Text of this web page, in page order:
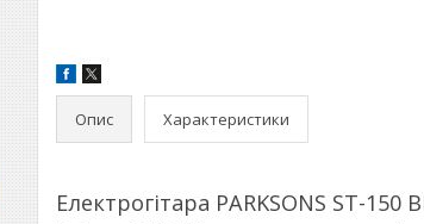
Опис Характеристики
Електрогітара PARKSONS ST-